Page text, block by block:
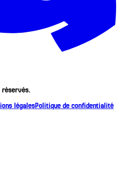
réservés.
légalesPolitique de confidentialité